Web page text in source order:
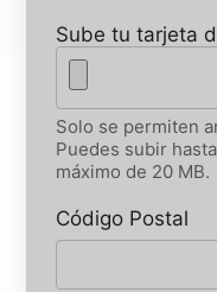
Sube tu tarjeta
Solo se permiten
Puedes subir
máximo de 20 MB.
Código Postal